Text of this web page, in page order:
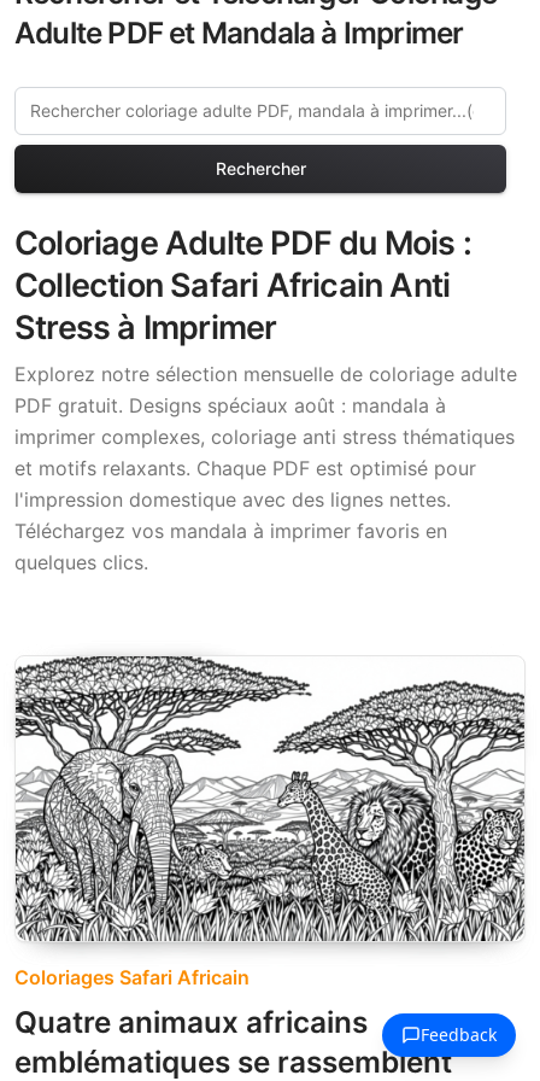
Adulte PDF et Mandala à Imprimer
Rechercher
Coloriage Adulte PDF du Mois :
Collection Safari Africain Anti
Stress à Imprimer
Explorez notre sélection mensuelle de coloriage adulte
PDF gratuit. Designs spéciaux août : mandala à
imprimer complexes, coloriage anti stress thématiques
et motifs relaxants. Chaque PDF est optimisé pour
l'impression domestique avec des lignes nettes.
Téléchargez vos mandala à imprimer favoris en
quelques clics.
Coloriages Safari Africain
Quatre animaux africains
emblématiques se rassemblent